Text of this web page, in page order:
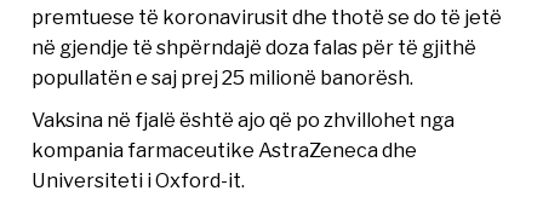
premtuese të koronavirusit dhe thotë se do të jetë
në gjendje të shpërndajë doza falas për të gjithë
popullatën e saj prej 25 milionë banorësh.
Vaksina në fjalë është ajo që po zhvillohet nga
kompania farmaceutike AstraZeneca dhe
Universiteti i Oxford-it.